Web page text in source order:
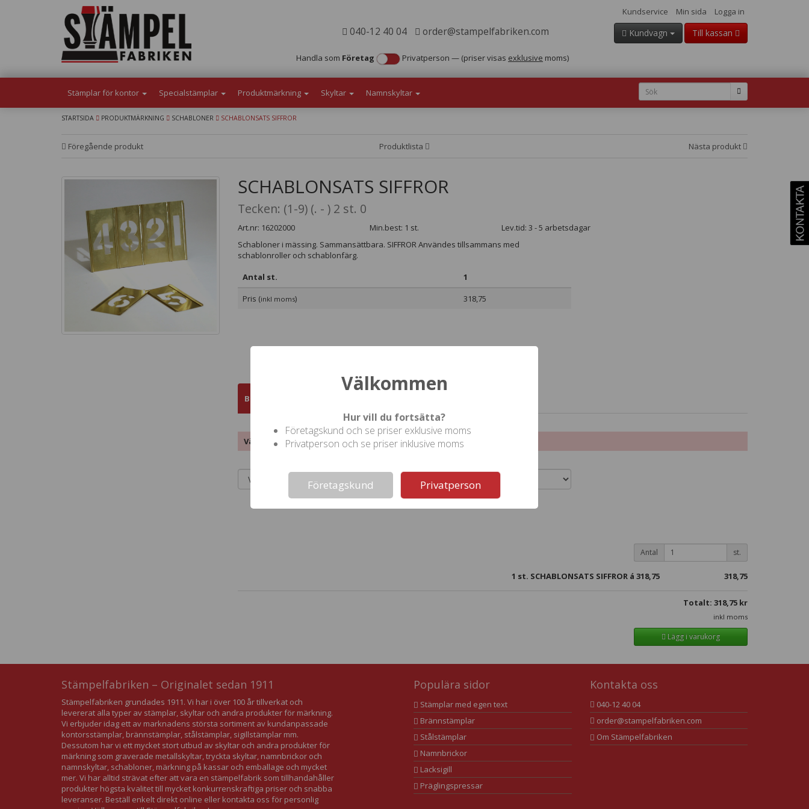
Kundservice Min sida Logga in
040-12 40 04 order@stampelfabriken.com Kundvagn Till kassan
Handla som Företag Privatperson — (priser visas exklusive moms)
Stämplar för kontor Specialstämplar Produktmärkning Skyltar Namnskyltar
STARTSIDA PRODUKTMÄRKNING SCHABLONER SCHABLONSATS SIFFROR
Föregående produkt Produktlista Nästa produkt
SCHABLONSATS SIFFROR
Tecken: (1-9) (. - ) 2 st. 0
Art.nr: 16202000 Min.best: 1 st.
Lev.tid: 3 - 5 arbetsdagar
Schabloner i mässing. Sammansättbara. SIFFROR Användes tillsammans med
schablonroller och schablonfärg.
Antal st.
1
Pris (inkl moms) 318,75
Beställ denna produkt
Välj storlek
Antal st.
1 st. SCHABLONSATS SIFFROR á 318,75 318,75
Totalt: 318,75 kr
inkl moms
Lägg i varukorg
Stämpelfabriken – Originalet sedan 1911
Stämpelfabriken grundades 1911. Vi har i över 100 år tillverkat och
levererat alla typer av stämplar, skyltar och andra produkter för märkning.
Vi erbjuder idag ett av marknadens största sortiment av kundanpassade
kontorsstämplar, brännstämplar, stålstämplar, sigillstämplar mm.
Dessutom har vi ett mycket stort utbud av skyltar och andra produkter för
märkning som graverade metallskyltar, tryckta skyltar, namnbrickor och
namnskyltar, schabloner, märkning på kassar och emballage och mycket
mer. Vi har alltid strävat efter att vara en stämpelfabrik som tillhandahåller
produkter högsta kvalitet till mycket konkurrenskraftiga priser och snabba
leveranser. Beställ enkelt direkt online eller kontakta oss för personlig
Populära sidor
Stämplar med egen text
Brännstämplar
Stålstämplar
Namnbrickor
Lacksigill
Präglingspressar
Kontakta oss
040-12 40 04
order@stampelfabriken.com
Om Stämpelfabriken
Välkommen
Hur vill du fortsätta?
Företagskund och se priser exklusive moms
Privatperson och se priser inklusive moms
Företagskund Privatperson